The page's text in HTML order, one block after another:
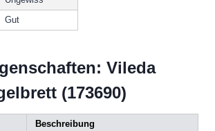
Gut
Vileda
(173690)
Beschreibung